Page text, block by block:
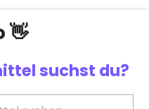
👋
suchst du?